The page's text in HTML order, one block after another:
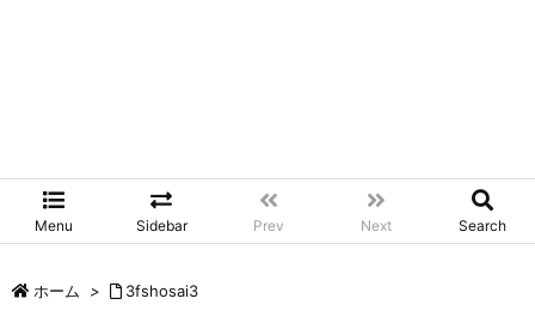
Menu Sidebar Prev Next Search
ホーム > 3fshosai3